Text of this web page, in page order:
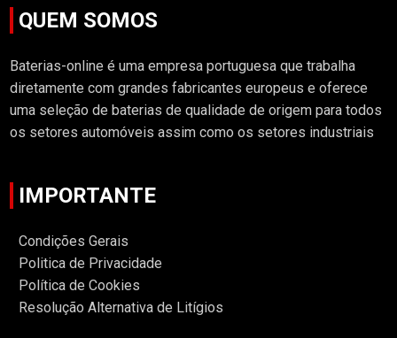
QUEM SOMOS
Baterias-online é uma empresa portuguesa que trabalha
diretamente com grandes fabricantes europeus e oferece
uma seleção de baterias de qualidade de origem para todos
os setores automóveis assim como os setores industriais
IMPORTANTE
Condições Gerais
Politica de Privacidade
Política de Cookies
Resolução Alternativa de Litígios